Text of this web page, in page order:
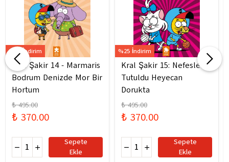
%25 İndirim
Kral Şakir 14 - Marmaris
Bodrum Denizde Mor Bir
Hortum
₺ 495.00
₺ 370.00
Sepete
Ekle
%25 İndirim
Kral Şakir 15: Nefesler
Tutuldu Heyecan
Dorukta
₺ 495.00
₺ 370.00
Sepete
Ekle